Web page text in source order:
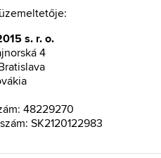
s. r. o.
4
48229270
SK2120122983